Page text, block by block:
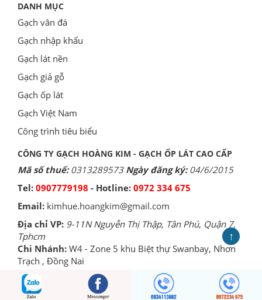
DANH MỤC
Gạch vân đá
Gạch nhập khẩu
Gạch lát nền
Gạch giả gỗ
Gạch ốp lát
Gạch Việt Nam
Công trình tiêu biểu
CÔNG TY GẠCH HOÀNG KIM - GẠCH ỐP LÁT CAO CẤP
Mã số thuế:0313289573Ngày đăng ký:04/6/2015
Tel: 0907779198 - Hotline: 0972 334 675
Email: kimhue.hoangkim@gmail.com
Địa chỉ VP: 9-11N Nguyễn Thị Thập, Tân Phú, Quận 7,
Tphcm
Chi Nhánh: W4 - Zone 5 khu Biệt thự Swanbay, Nhơn
Trạch , Đồng Nai
↑